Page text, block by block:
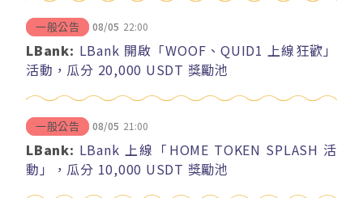
一般公告 08/05 22:00
LBank: LBank 開啟「WOOF、QUID1 上線狂歡」
活動，瓜分 20,000 USDT 獎勵池
一般公告 08/05 21:00
LBank: LBank 上線「HOME TOKEN SPLASH 活
動」，瓜分 10,000 USDT 獎勵池